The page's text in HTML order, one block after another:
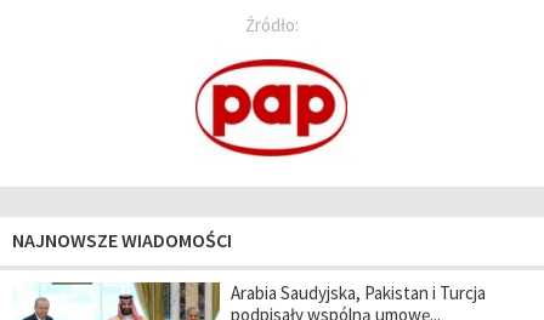
Źródło:
NAJNOWSZE WIADOMOŚCI
Arabia Saudyjska, Pakistan i Turcja
podpisały wspólną umowę...